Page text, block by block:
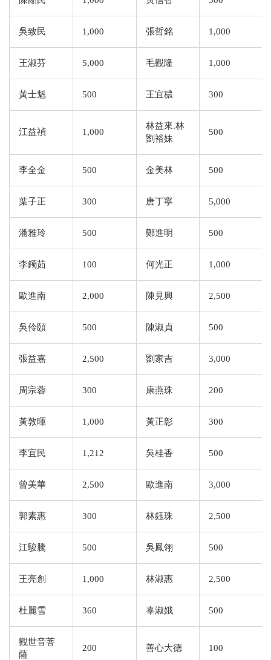
吳致民 1,000 張哲銘 1,000
王淑芬 5,000 毛觀隆 1,000
黃士魁 500 王宜穠 300
江益禎 1,000
林益來.林
劉裕妹
500
李全金 500 金美林 500
葉子正 300 唐丁寧 5,000
潘雅玲 500 鄭進明 500
李鐲茹 100 何光正 1,000
歐進南 2,000 陳見興 2,500
吳伶頤 500 陳淑貞 500
張益嘉 2,500 劉家吉 3,000
周宗蓉 300 康燕珠 200
黃敦暉 1,000 黃正彰 300
李宜民 1,212 吳桂香 500
曾美華 2,500 歐進南 3,000
郭素惠 300 林鈺珠 2,500
江駿騰 500 吳鳳翎 500
王亮創 1,000 林淑惠 2,500
杜麗雪 360 辜淑娥 500
觀世音菩
薩
200 善心大德 100